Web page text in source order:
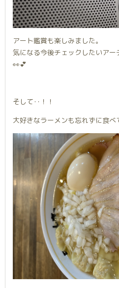
アート鑑賞も楽しみました。
気になる今後チェックしたいア
👀💕
そして‥！！
大好きなラーメンも忘れずに食